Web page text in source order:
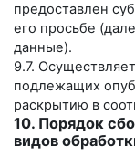
предоставлен
его просьбе
данные).
9.7.
подлежащих
раскрытию в
10. Порядок
видов